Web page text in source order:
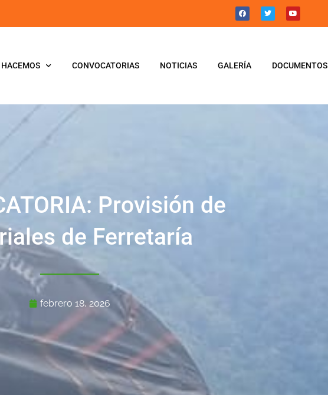
HACEMOS CONVOCATORIAS NOTICIAS GALERÍA DOCUMENTOS
Provisión de
de Ferretaría
febrero 18, 2026